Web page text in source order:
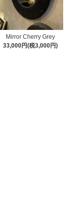
Mirror Cherry Grey
33,000円(税3,000円)